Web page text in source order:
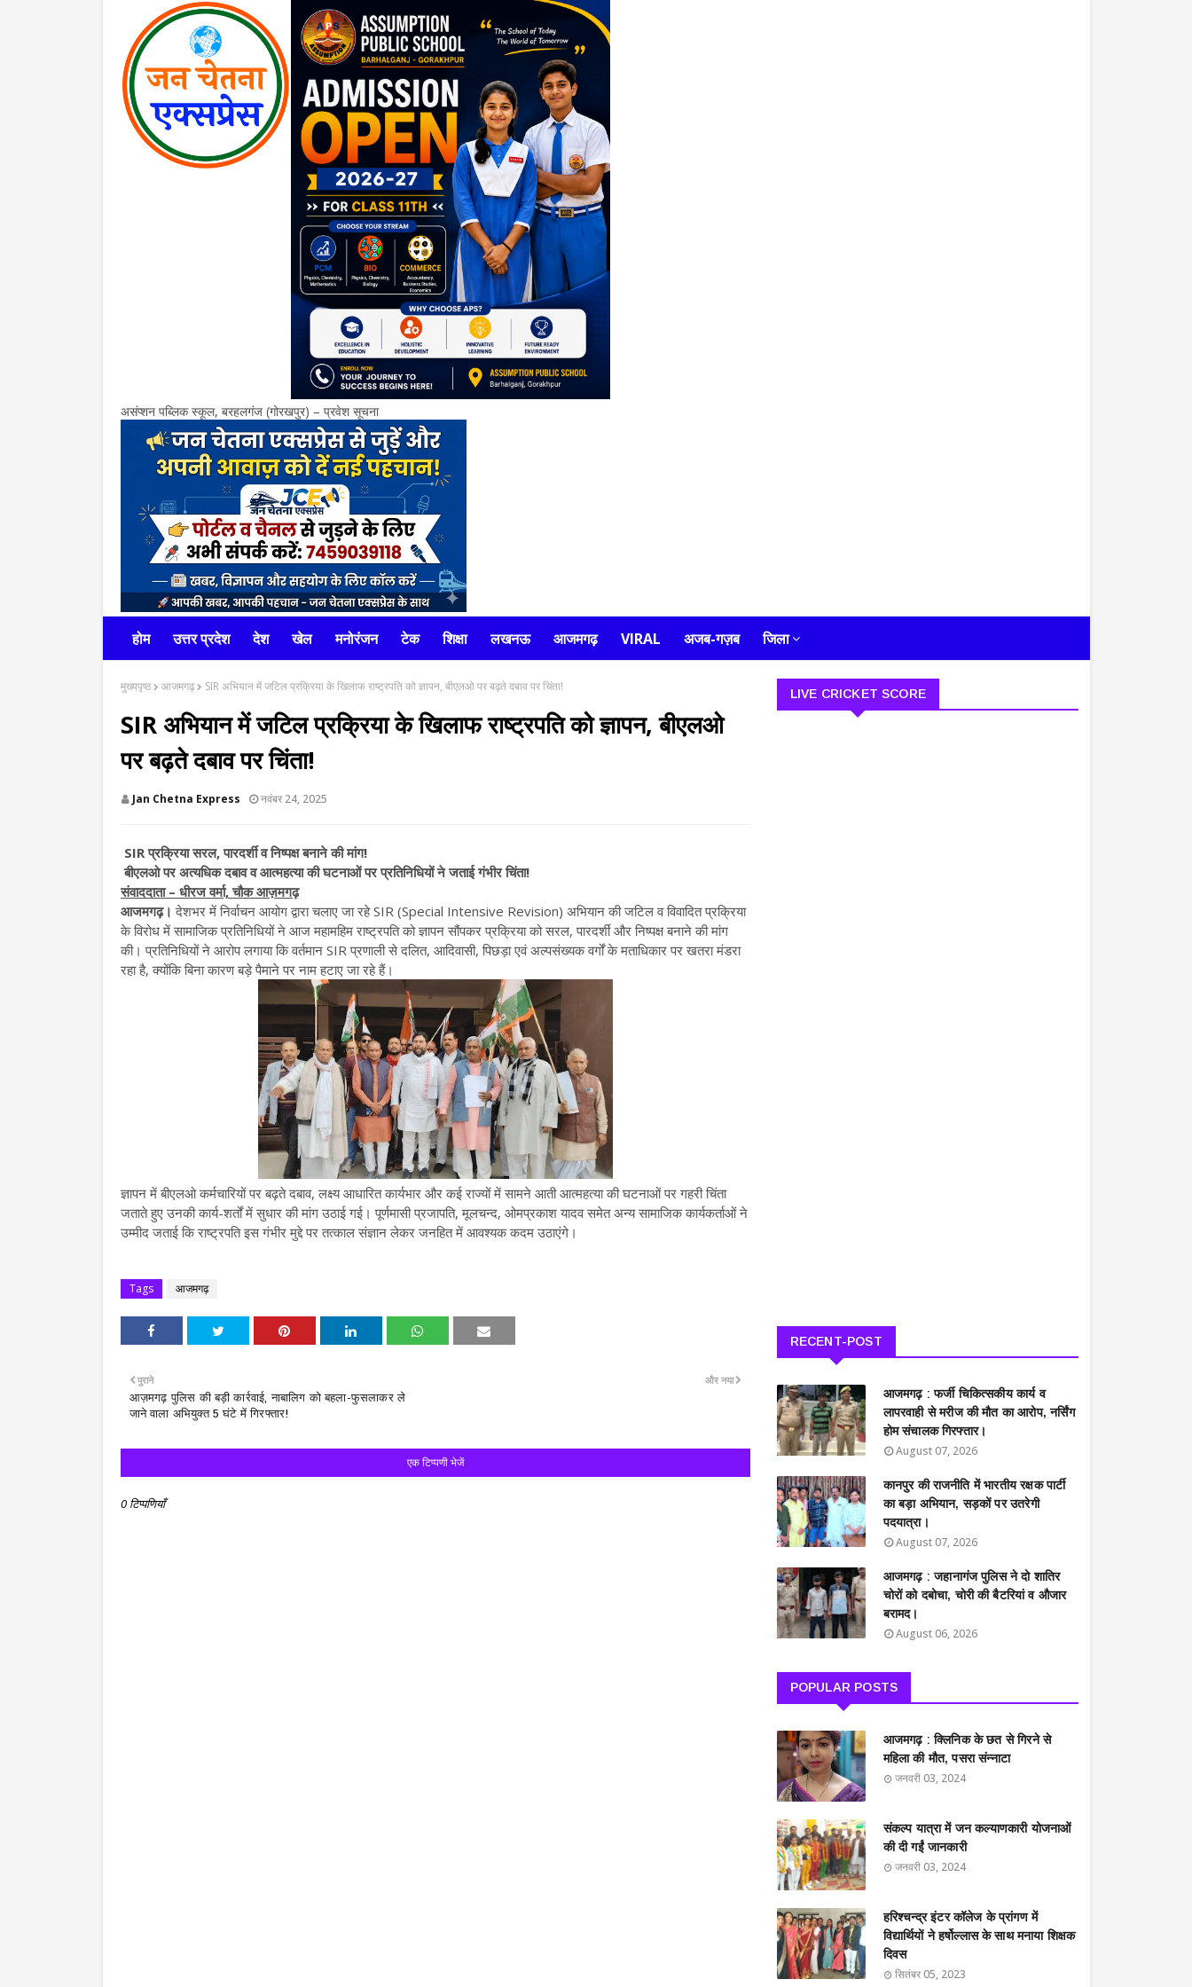
असंप्शन पब्लिक स्कूल, बरहलगंज (गोरखपुर) – प्रवेश सूचना
होम उत्तर प्रदेश देश खेल मनोरंजन टेक शिक्षा लखनऊ आजमगढ़ VIRAL अजब-गज़ब जिला
मुख्यपृष्ठ आजमगढ़ SIR अभियान में जटिल प्रक्रिया के खिलाफ राष्ट्रपति को ज्ञापन, बीएलओ पर बढ़ते दबाव पर चिंता!
SIR अभियान में जटिल प्रक्रिया के खिलाफ राष्ट्रपति को ज्ञापन, बीएलओ
पर बढ़ते दबाव पर चिंता!
Jan Chetna Express नवंबर 24, 2025
SIR प्रक्रिया सरल, पारदर्शी व निष्पक्ष बनाने की मांग!
बीएलओ पर अत्यधिक दबाव व आत्महत्या की घटनाओं पर प्रतिनिधियों ने जताई गंभीर चिंता!
संवाददाता – धीरज वर्मा, चौक आज़मगढ़
आजमगढ़।देशभर में निर्वाचन आयोग द्वारा चलाए जा रहे SIR (Special Intensive Revision) अभियान की जटिल व विवादित प्रक्रिया
के विरोध में सामाजिक प्रतिनिधियों ने आज महामहिम राष्ट्रपति को ज्ञापन सौंपकर प्रक्रिया को सरल, पारदर्शी और निष्पक्ष बनाने की मांग
की। प्रतिनिधियों ने आरोप लगाया कि वर्तमान SIR प्रणाली से दलित, आदिवासी, पिछड़ा एवं अल्पसंख्यक वर्गों के मताधिकार पर खतरा मंडरा
रहा है, क्योंकि बिना कारण बड़े पैमाने पर नाम हटाए जा रहे हैं।
ज्ञापन में बीएलओ कर्मचारियों पर बढ़ते दबाव, लक्ष्य आधारित कार्यभार और कई राज्यों में सामने आती आत्महत्या की घटनाओं पर गहरी चिंता
जताते हुए उनकी कार्य-शर्तों में सुधार की मांग उठाई गई। पूर्णमासी प्रजापति, मूलचन्द, ओमप्रकाश यादव समेत अन्य सामाजिक कार्यकर्ताओं ने
उम्मीद जताई कि राष्ट्रपति इस गंभीर मुद्दे पर तत्काल संज्ञान लेकर जनहित में आवश्यक कदम उठाएंगे।
Tags आजमगढ़
और नया
पुराने
आज़मगढ़ पुलिस की बड़ी कार्रवाई, नाबालिग को बहला-फुसलाकर ले
जाने वाला अभियुक्त 5 घंटे में गिरफ्तार!
एक टिप्पणी भेजें
0 टिप्पणियाँ
LIVE CRICKET SCORE
RECENT-POST
आजमगढ़ : फर्जी चिकित्सकीय कार्य व
लापरवाही से मरीज की मौत का आरोप, नर्सिंग
होम संचालक गिरफ्तार।
August 07, 2026
कानपुर की राजनीति में भारतीय रक्षक पार्टी
का बड़ा अभियान, सड़कों पर उतरेगी
पदयात्रा।
August 07, 2026
आजमगढ़ : जहानागंज पुलिस ने दो शातिर
चोरों को दबोचा, चोरी की बैटरियां व औजार
बरामद।
August 06, 2026
POPULAR POSTS
आजमगढ़ : क्लिनिक के छत से गिरने से
महिला की मौत, पसरा संन्नाटा
जनवरी 03, 2024
संकल्प यात्रा में जन कल्याणकारी योजनाओं
की दी गईं जानकारी
जनवरी 03, 2024
हरिश्चन्द्र इंटर कॉलेज के प्रांगण में
विद्यार्थियों ने हर्षोल्लास के साथ मनाया शिक्षक
दिवस
सितंबर 05, 2023